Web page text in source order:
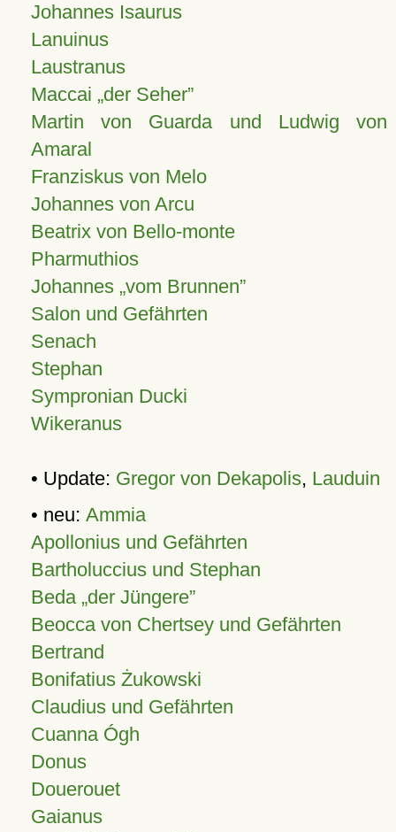
Johannes Isaurus
Lanuinus
Laustranus
Maccai „der Seher”
Martin von Guarda und Ludwig von
Amaral
Franziskus von Melo
Johannes von Arcu
Beatrix von Bello-monte
Pharmuthios
Johannes vom Brunnen
Salon und Gefährten
Senach
Stephan
Sympronian Ducki
Wikeranus
• Update: Gregor von Dekapolis, Lauduin
• neu: Ammia
Apollonius und Gefährten
Bartholuccius und Stephan
Beda „der Jüngere”
Beocca von Chertsey und Gefährten
Bertrand
Bonifatius Żukowski
Claudius und Gefährten
Cuanna Ógh
Donus
Douerouet
Gaianus